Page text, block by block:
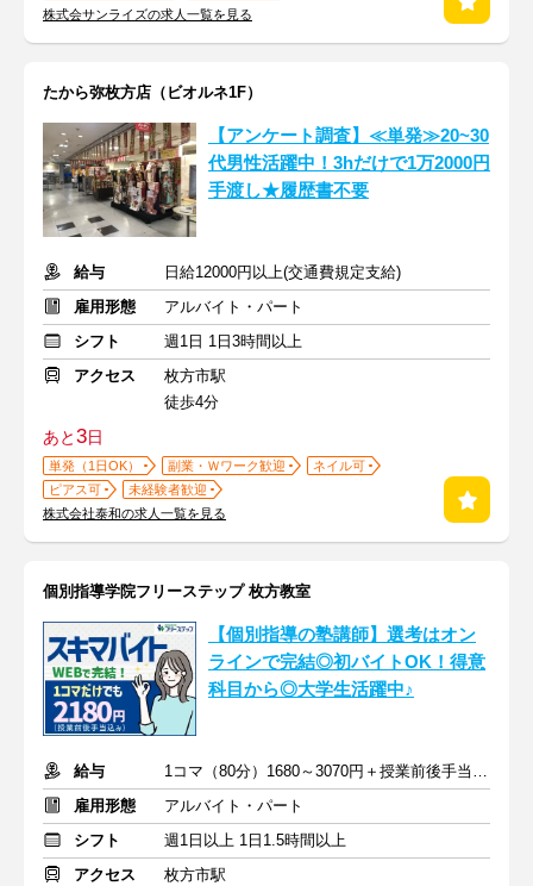
株式会サンライズの求人一覧を見る
たから弥枚方店（ビオルネ1F）
【アンケート調査】≪単発≫20~30
代男性活躍中！3hだけで1万2000円
手渡し★履歴書不要
給与
日給12000円以上(交通費規定支給)
雇用形態
アルバイト・パート
シフト
週1日 1日3時間以上
アクセス
枚方市駅
徒歩4分
あと3日
単発（1日OK） 副業・Ｗワーク歓迎
ネイル可
ピアス可
未経験者歓迎
株式会社泰和の求人一覧を見る
個別指導学院フリーステップ 枚方教室
【個別指導の塾講師】選考はオン
ラインで完結◎初バイトOK！得意
科目から◎大学生活躍中♪
給与
1コマ（80分）1680～3070円＋授業前後手当500円＋交通費全額支給
雇用形態
アルバイト・パート
シフト
週1日以上 1日1.5時間以上
アクセス
枚方市駅